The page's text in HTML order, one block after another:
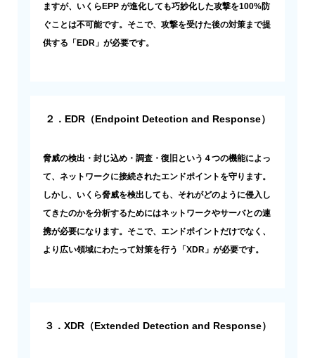
ますが、いくらEPP が進化しても巧妙化した攻撃を100%防
ぐことは不可能です。そこで、攻撃を受けた後の対策まで提
供する「EDR」が必要です。
２．EDR（Endpoint Detection and Response）
脅威の検出・封じ込め・調査・復旧という４つの機能によっ
て、ネットワークに接続されたエンドポイントを守ります。
しかし、いくら脅威を検出しても、それがどのように侵入し
てきたのかを分析するためにはネットワークやサーバとの連
携が必要になります。そこで、エンドポイントだけでなく、
より広い領域にわたって対策を行う「XDR」が必要です。
３．XDR（Extended Detection and Response）